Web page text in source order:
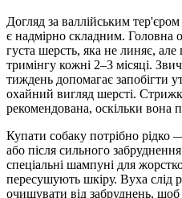
Догляд за валлійським
є надмірно складним. Головна
густа шерсть, яка не линяє,
тримінгу кожні 2–3 місяці.
тиждень допомагає запобігти
охайний вигляд шерсті.
рекомендована, оскільки вона
Купати собаку потрібно рідко
або після сильного
спеціальні шампуні для
пересушують шкіру. Вуха слід
очищувати від забруднень,